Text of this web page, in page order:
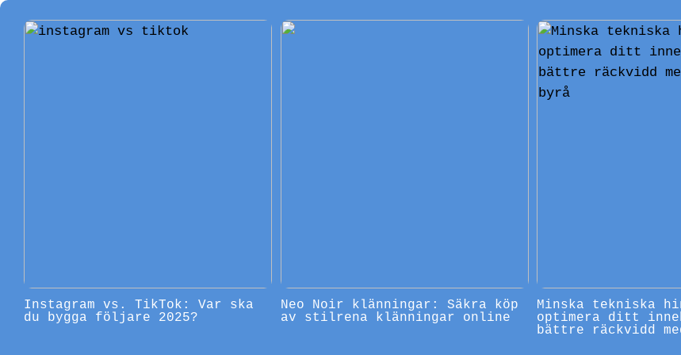
Instagram vs. TikTok: Var ska
du bygga följare 2025?
Neo Noir klänningar: Säkra köp
av stilrena klänningar online
Minska tekniska
optimera ditt
bättre räckvidd